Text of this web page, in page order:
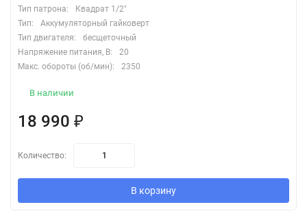
Тип патрона:
Квадрат 1/2"
Тип:
Аккумуляторный гайковерт
Тип двигателя:
бесщеточный
Напряжение питания, В:
20
Макс. обороты (об/мин):
2350
В наличии
18 990 ₽
Количество:
В корзину